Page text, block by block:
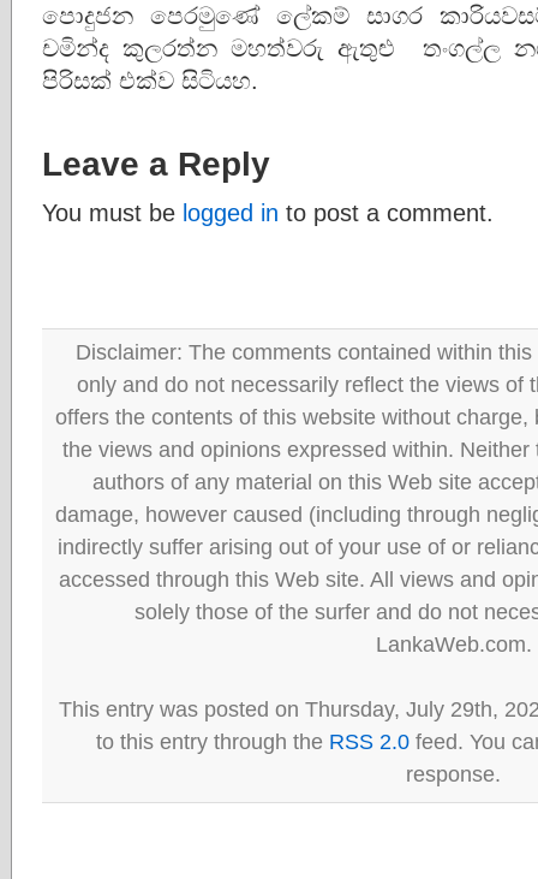
පොදුජන පෙරමුණේ ලේකම් සාගර
චමින්ද කුලරත්න මහත්වරු ඇතුළු තංගල්ල
පිරිසක් එක්ව සිටියහ.
Leave a Reply
You must be logged in to post a comment.
Disclaimer: The comments contained within
only and do not necessarily reflect the views of
offers the contents of this website without
the views and opinions expressed within.
authors of any material on this Web site
damage, however caused (including through
indirectly suffer arising out of your use of or
accessed through this Web site. All views and
solely those of the surfer and do not
LankaWeb.com.
This entry was posted on Thursday, July 29th,
to this entry through the RSS 2.0 feed. You
response.